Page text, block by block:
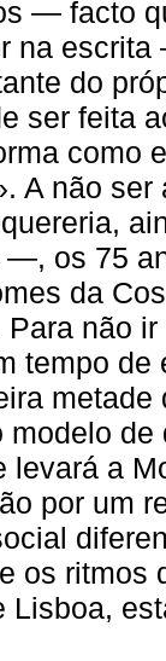
— facto
na
do
ser feita
como
A não
os 75
da
não
tempo
modelo
levará a
por um
os ritmos
Lisboa,